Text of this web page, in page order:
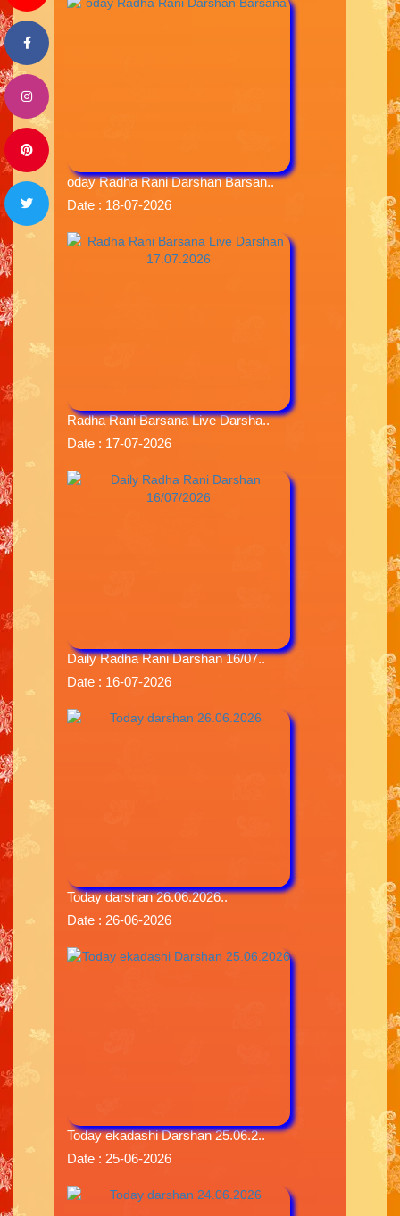
oday Radha Rani Darshan Barsan..
Date : 18-07-2026
Radha Rani Barsana Live Darsha..
Date : 17-07-2026
Daily Radha Rani Darshan 16/07..
Date : 16-07-2026
Today darshan 26.06.2026..
Date : 26-06-2026
Today ekadashi Darshan 25.06.2..
Date : 25-06-2026